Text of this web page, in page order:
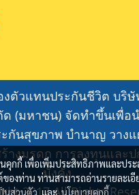
งตัวแทนประกันชีวิต บริษั
(มหาชน) จัดทำขึ้นเพื่อ
กันสุขภาพ บำนาญ วาง
างมรดก การลงทุนและป
มั่งคั่ง
2017 All Rights
นคุกกี้ เพื่อเพิ่มประสิทธิภาพและปร
ของท่าน ท่านสามารถอ่านรายละเอี
นส่วนตัวและนโยบายคุกกี้